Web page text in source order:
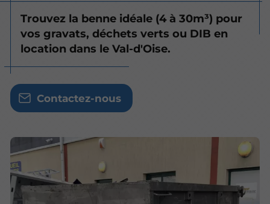
Trouvez la benne idéale (4 à 30m³) pour
vos gravats, déchets verts ou DIB en
location dans le Val-d'Oise.
Contactez-nous